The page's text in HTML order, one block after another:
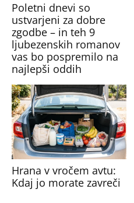
Poletni dnevi so
ustvarjeni za dobre
zgodbe – in teh 9
ljubezenskih romanov
vas bo pospremilo na
najlepši oddih
Hrana v vročem avtu:
Kdaj jo morate zavreči